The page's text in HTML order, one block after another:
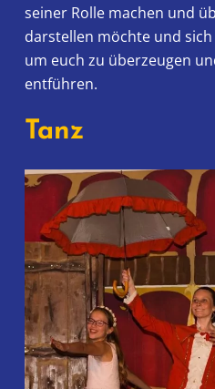
seiner Rolle machen und
darstellen möchte und
um euch zu überzeugen
entführen.
Tanz